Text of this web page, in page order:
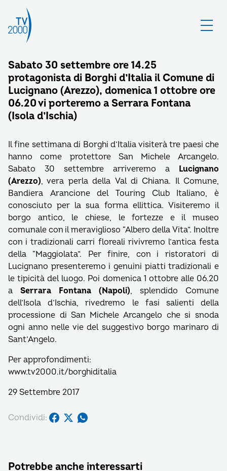
Sabato 30 settembre ore 14.25
protagonista di Borghi d’Italia il Comune di
Lucignano (Arezzo), domenica 1 ottobre ore
06.20 vi porteremo a Serrara Fontana
(Isola d’Ischia)
Il fine settimana di Borghi d’Italia visiterà tre paesi che
hanno come protettore San Michele Arcangelo.
Sabato 30 settembre arriveremo a Lucignano
(Arezzo), vera perla della Val di Chiana. Il Comune,
Bandiera Arancione del Touring Club Italiano, è
conosciuto per la sua forma ellittica. Visiteremo il
borgo antico, le chiese, le fortezze e il museo
comunale con il meraviglioso “Albero della Vita”. Inoltre
con i tradizionali carri floreali rivivremo l’antica festa
della “Maggiolata”. Per finire, con i ristoratori di
Lucignano presenteremo i genuini piatti tradizionali e
le tipicità del luogo. Poi domenica 1 ottobre alle 06.20
a Serrara Fontana (Napoli), splendido Comune
dell’Isola d’Ischia, rivedremo le fasi salienti della
processione di San Michele Arcangelo che si snoda
ogni anno nelle vie del suggestivo borgo marinaro di
Sant’Angelo.
Per approfondimenti:
www.tv2000.it/borghiditalia
29 Settembre 2017
Condividi:
Potrebbe anche interessarti